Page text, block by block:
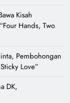
Kisah
Hands, Two
Pembohongan
Love”
DK,